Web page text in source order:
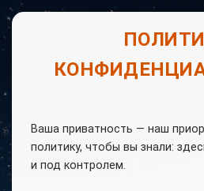
Ваша приватность — наш
политику, чтобы вы знали:
и под контролем.